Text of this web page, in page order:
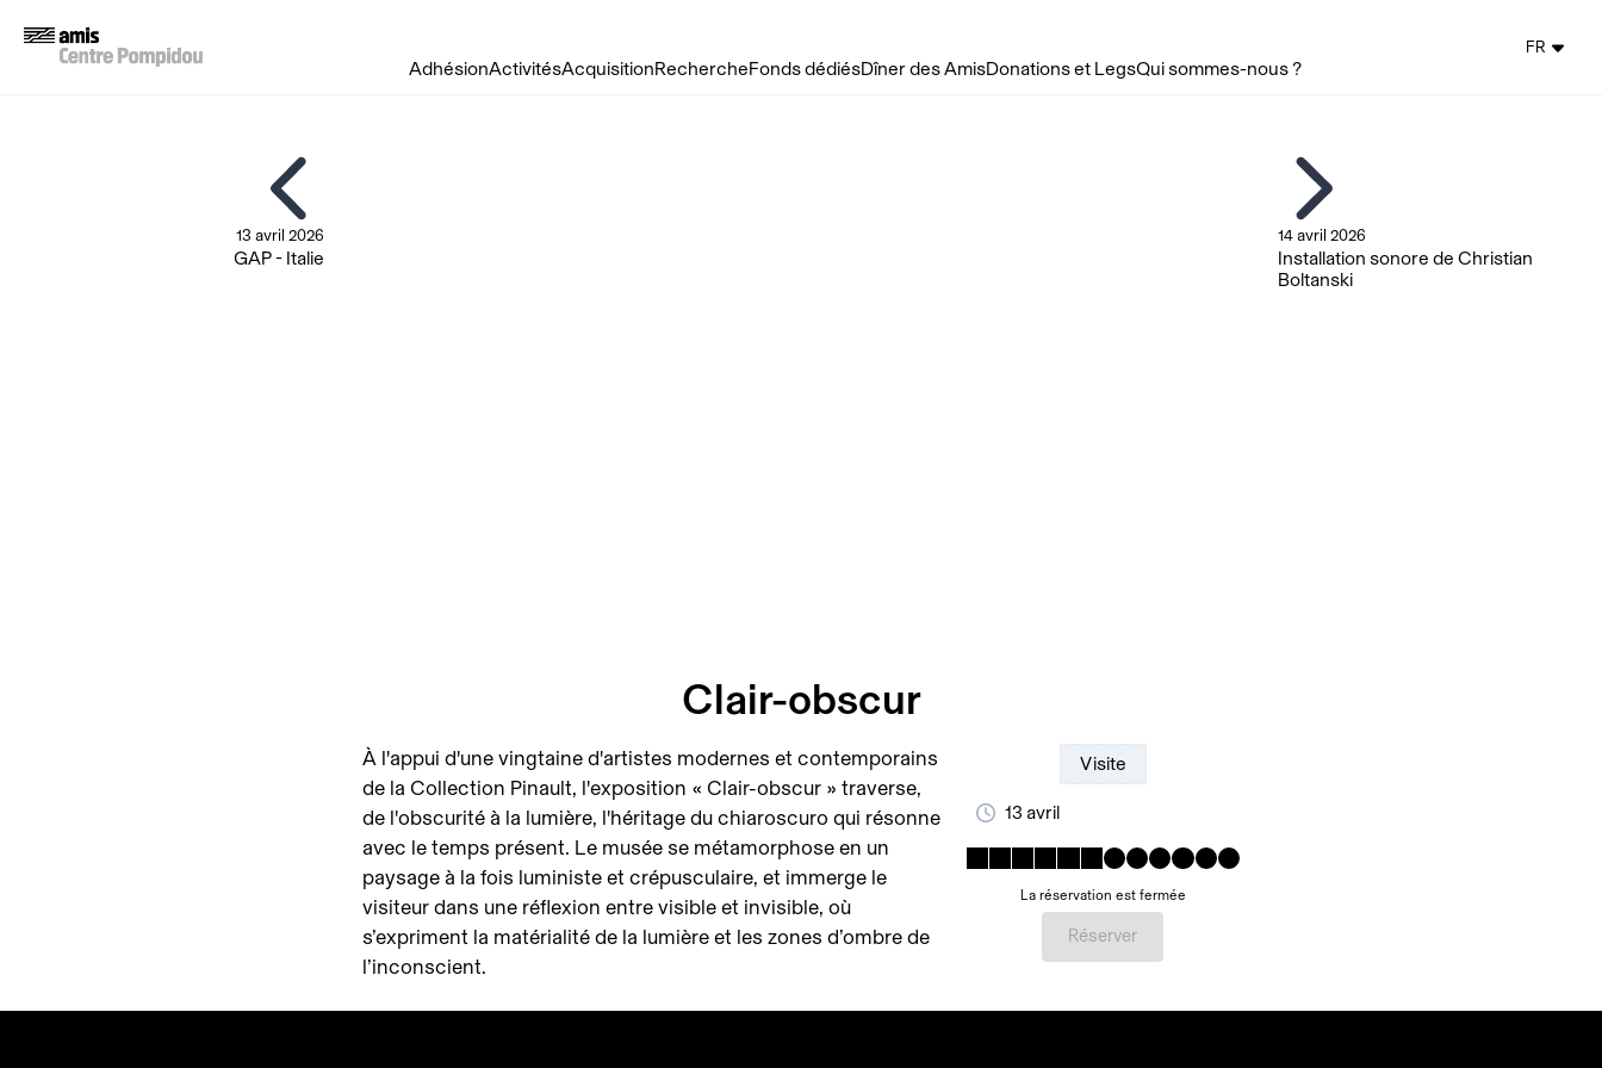
AdhésionActivitésAcquisitionRechercheFonds dédiésDîner des AmisDonations et LegsQui sommes-nous ?
FR
13 avril 2026
GAP - Italie
Clair-obscur
Visite
13 avril
La réservation est fermée
Réserver
À l'appui d'une vingtaine d'artistes modernes et contemporains
de la Collection Pinault, l'exposition « Clair-obscur » traverse,
de l'obscurité à la lumière, l'héritage du chiaroscuro qui résonne
avec le temps présent. Le musée se métamorphose en un
paysage à la fois luministe et crépusculaire, et immerge le
visiteur dans une réflexion entre visible et invisible, où
s’expriment la matérialité de la lumière et les zones d’ombre de
l’inconscient.
14 avril 2026
Installation sonore de Christian
Boltanski